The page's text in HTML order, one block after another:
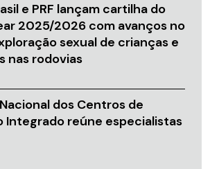
e PRF lançam cartilha do
2025/2026 com avanços no
sexual de crianças e
nas rodovias
dos Centros de
reúne especialistas